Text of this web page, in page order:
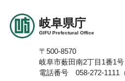
岐阜県庁
GIFU Prefectural Office
〒500-8570
岐阜市薮田南2丁目1番1号
電話番号 058-272-1111（